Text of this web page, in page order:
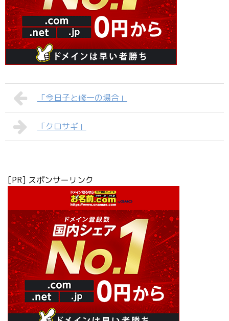
「今日子と修一の場合」
「クロサギ」
[PR] スポンサーリンク